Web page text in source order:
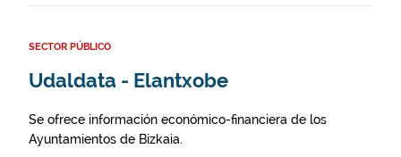
SECTOR PÚBLICO
Udaldata - Elantxobe
Se ofrece información económico-financiera de los
Ayuntamientos de Bizkaia.